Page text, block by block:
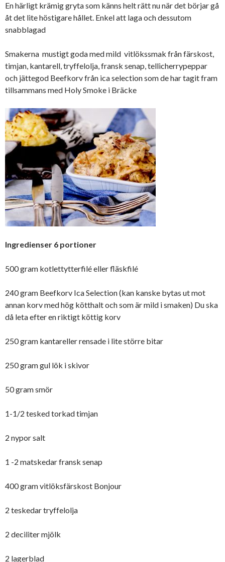
En härligt krämig gryta som känns helt rätt nu när det börjar gå
åt det lite höstigare hållet. Enkel att laga och dessutom
snabblagad
Smakerna mustigt goda med mild vitlökssmak från färskost,
timjan, kantarell, tryffelolja, fransk senap, tellicherrypeppar
och jättegod Beefkorv från ica selection som de har tagit fram
tillsammans med Holy Smoke i Bräcke
Ingredienser 6 portioner
500 gram kotlettytterfilé eller fläskfilé
240 gram Beefkorv Ica Selection (kan kanske bytas ut mot
annan korv med hög kötthalt och som är mild i smaken) Du ska
då leta efter en riktigt köttig korv
250 gram kantareller rensade i lite större bitar
250 gram gul lök i skivor
50 gram smör
1-1/2 tesked torkad timjan
2 nypor salt
1 -2 matskedar fransk senap
400 gram vitlöksfärskost Bonjour
2 teskedar tryffelolja
2 deciliter mjölk
2 lagerblad